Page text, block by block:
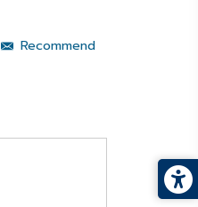
Recommend